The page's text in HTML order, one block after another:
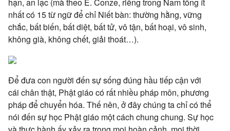
nhấtcó 15từ ngữđể chỉ Niết bàn: thường hằng, vững
chắc, bất biến, bất diệt, bất tử, vô tận, bất hoại, vô sinh,
không già, không chết, giải thoát…).
Để đưacon người đến sự sống đúng hầu tiếp cận với
cái chân thật, Phật giáocó rất nhiều pháp môn, phương
phápđểchuyển hóa. Thế nên, ở đâychúng tachỉ có thể
nói đến sự học Phật giáo một cách chung chung. Sự học